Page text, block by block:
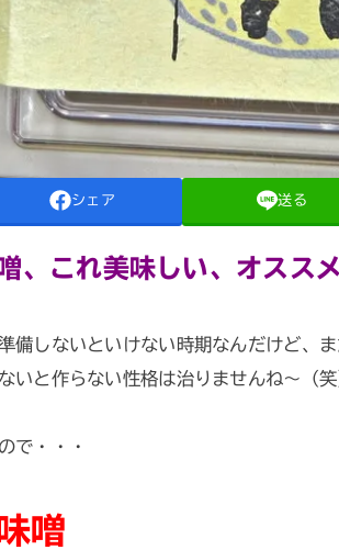
シェア 送る
、これ美味しい、オススメ
備しないといけない時期なんだけど、
いと作らない性格は治りませんね～（笑
で・・・
噌